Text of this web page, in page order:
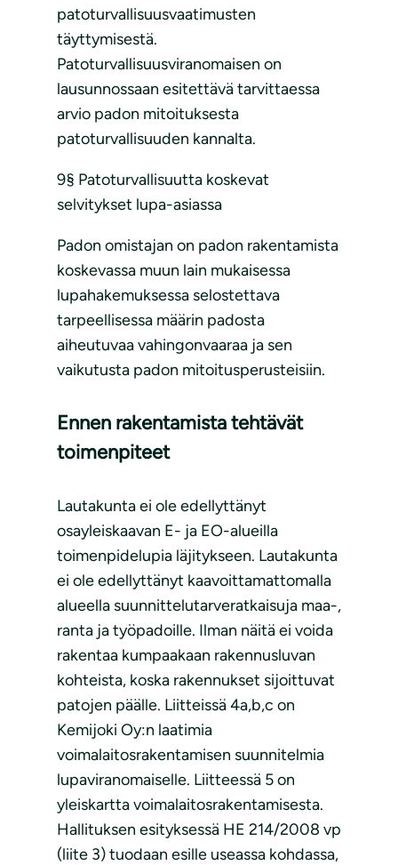
patoturvallisuusvaatimusten
täyttymisestä.
Patoturvallisuusviranomaisen on
lausunnossaan esitettävä tarvittaessa
arvio padon mitoituksesta
patoturvallisuuden kannalta.
9§ Patoturvallisuutta koskevat
selvitykset lupa-asiassa
Padon omistajan on padon rakentamista
koskevassa muun lain mukaisessa
lupahakemuksessa selostettava
tarpeellisessa määrin padosta
aiheutuvaa vahingonvaaraa ja sen
vaikutusta padon mitoitusperusteisiin.
Ennen rakentamista tehtävät
toimenpiteet
Lautakunta ei ole edellyttänyt
osayleiskaavan E- ja EO-alueilla
toimenpidelupia läjitykseen. Lautakunta
ei ole edellyttänyt kaavoittamattomalla
alueella suunnittelutarveratkaisuja maa-,
ranta ja työpadoille. Ilman näitä ei voida
rakentaa kumpaakaan rakennusluvan
kohteista, koska rakennukset sijoittuvat
patojen päälle. Liitteissä 4a,b,c on
Kemijoki Oy:n laatimia
voimalaitosrakentamisen suunnitelmia
lupaviranomaiselle. Liitteessä 5 on
yleiskartta voimalaitosrakentamisesta.
Hallituksen esityksessä HE 214/2008 vp
(liite 3) tuodaan esille useassa kohdassa,